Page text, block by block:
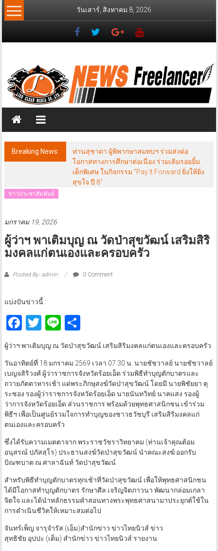
Skip
to
วันเสาร์, สิงหาคม 8, 2026
News
Freelancer
วส์
ฟรี
แลน
เซอร์
Breaking News:
ท่านสุชาดา ผู้พิพากษาสมทบฯ ร่วมส่งต่อ
โอกาสทางการศึกษาต่อเนื่อง ร่วมเติมรอยยิ้ม
เด็กพิเศษ ในกิจกรรม “Pay It Forward ยิ่งให้ยิ่ง
สุขใจ ปี 8”
ข่าวประชาสัมพันธ์
มกราคม 19, 2026
ผู้ว่าฯ พาเติมบุญ ณ วัดป่าสุขวัฒน์ เสริมสิริ
มงคลแก่ตนเองและครอบครัว
Posted By: admin 0 Comment
แบ่งปันข่าวนี้ :
Facebook
Twitter
LineShare
ผู้ว่าฯ พาเติมบุญ ณ วัดป่าสุขวัฒน์ เสริมสิริมงคลแก่ตนเองและครอบครัว
วันอาทิตย์ที่ 18 มกราคม 2569 เวลา 07.30 น. นายชัชวาลย์ นายชัชวาลย์
เบญจสิริวงศ์ ผู้ว่าราชการจังหวัดร้อยเอ็ด ร่วมพิธีทําบุญตักบาตรและ
ถวายภัตตาหารเช้า แด่พระภิกษุสงฆ์วัดป่าสุขวัฒน์ โดยมี นายพิชัยยา ตุ
ระซอง รองผู้ว่าราชการจังหวัดร้อยเอ็ด นายนันทวิทย์ นาคแสง รองผู้
ว่าการจังหวัดร้อยเอ็ด ส่วนราชการ พร้อมด้วยพุทธศาสนิกชน เข้าร่วม
พิธีฯ เพื่อเป็นศูนย์รวมใจการทำบุญของชาวธวัชบุรี เสริมสิริมงคลแก่
ตนเองและครอบครัว
ซึ่งได้รับความเมตตาจาก พระราชวัชราวิทยาคม (ท่านเจ้าคุณต้อม
อนุสรณ์ ปภัสสฺโร) ประธานสงฆ์วัดป่าสุขวัฒน์ นำคณะสงฆ์ ออกรับ
บิณฑบาต ณ ศาลาฉันท์ วัดป่าสุขวัฒน์
สำหรับพิธีทำบุญตักบาตรทุกเช้าที่วัดป่าสุขวัฒน์ เพื่อให้พุทธศาสนิกชน
ได้มีโอกาสทำบุญตักบาตร รักษาศีล เจริญจิตภาวนา พัฒนากล่อมเกลา
จิตใจ และได้นำหลักธรรมคำสอนทางพระพุทธศาสนามาประยุกต์ใช้ใน
การดำเนินชีวิตให้เหมาะสมต่อไป
จันทร์เพ็ญ จารุจำรัส (เอ็ม)สำนักข่าว ข่าวไทยนิวส์ ข่าว
สุทธิชัย อุปปะ (เต็ม) สำนักข่าว ข่าวไทยนิวส์ รายงาน